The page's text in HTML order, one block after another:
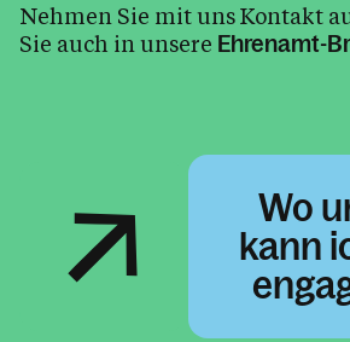
Kontakt
Nehmen Sie mit uns Kontakt
Sie auch in unsere Ehrenamt-
Wo
kann